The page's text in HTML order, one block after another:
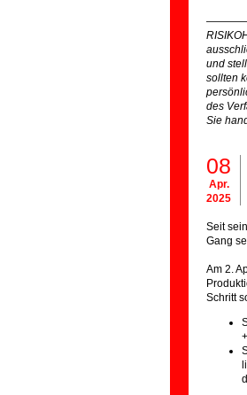
und
sollten
des
Sie
08
Apr.
2025
Seit
Gang
Am 2.
Schritt
+